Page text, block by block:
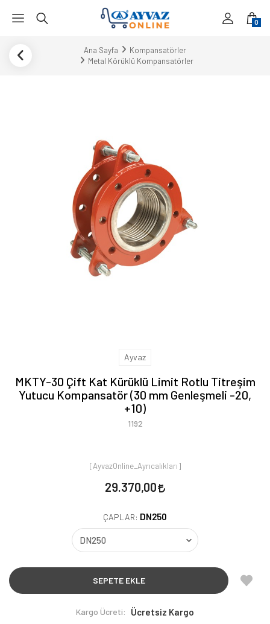
0
Ana Sayfa
Kompansatörler
Metal Körüklü Kompansatörler
Ayvaz
MKTY-30 Çift Kat Kürüklü Limit Rotlu Titreşim
Yutucu Kompansatör (30 mm Genleşmeli -20,
+10)
1192
[AyvazOnline_Ayrıcalıkları]
29.370,00
ÇAPLAR: DN250
SEPETE EKLE
Kargo Ücreti: Ücretsiz Kargo